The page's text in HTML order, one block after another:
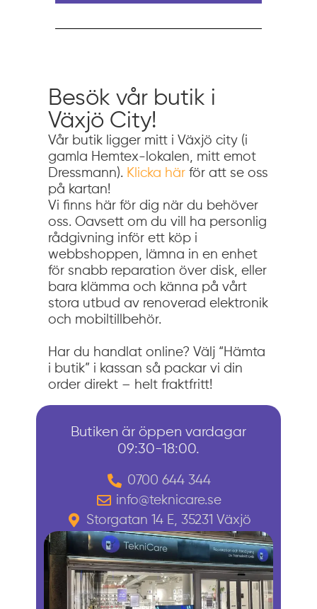
Besök vår butik i
Växjö City!
Vår butik ligger mitt i Växjö city (i
gamla Hemtex-lokalen, mitt emot
Dressmann). Klicka här för att se oss
på kartan!
Vi finns här för dig när du behöver
oss. Oavsett om du vill ha personlig
rådgivning inför ett köp i
webbshoppen, lämna in en enhet
för snabb reparation över disk, eller
bara klämma och känna på vårt
stora utbud av renoverad elektronik
och mobiltillbehör.
Har du handlat online? Välj “Hämta
i butik” i kassan så packar vi din
order direkt – helt fraktfritt!
Butiken är öppen vardagar
09:30-18:00.
0700 644 344
info@teknicare.se
Storgatan 14 E, 35231 Växjö